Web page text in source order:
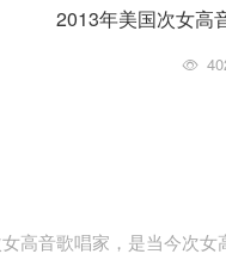
2013年美国次女高
音歌唱家，是当今次女